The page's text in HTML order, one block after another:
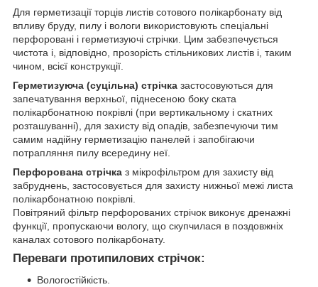
Для герметизації торців листів сотового полікарбонату від
впливу бруду, пилу і вологи використовують спеціальні
перфоровані і герметизуючі стрічки. Цим забезпечується
чистота і, відповідно, прозорість стільникових листів і, таким
чином, всієї конструкції.
Герметизуюча (суцільна) стрічка застосовуються для
запечатування верхньої, піднесеною боку ската
полікарбонатною покрівлі (при вертикальному і скатних
розташуванні), для захисту від опадів, забезпечуючи тим
самим надійну герметизацію панелей і запобігаючи
потрапляння пилу всередину неї.
Перфорована стрічка з мікрофільтром для захисту від
забруднень, застосовується для захисту нижньої межі листа
полікарбонатною покрівлі.
Повітряний фільтр перфорованих стрічок виконує дренажні
функції, пропускаючи вологу, що скупчилася в поздовжніх
каналах сотового полікарбонату.
Переваги протипилових стрічок:
Вологостійкість.